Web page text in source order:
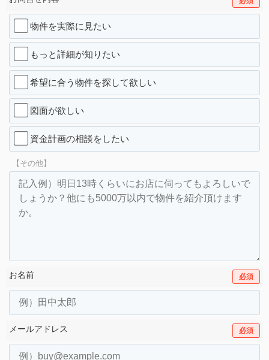
物件を実際に見たい
もっと詳細が知りたい
希望に合う物件を探して欲しい
図面が欲しい
資金計画の相談をしたい
【その他】
お名前 必須
メールアドレス 必須